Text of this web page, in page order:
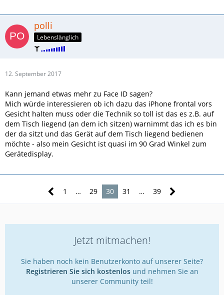
polli
Lebenslänglich
12. September 2017
Kann jemand etwas mehr zu Face ID sagen?
Mich würde interessieren ob ich dazu das iPhone frontal vors
Gesicht halten muss oder die Technik so toll ist das es z.B. auf
dem Tisch liegend (an dem ich sitzen) warnimmt das ich es bin
der da sitzt und das Gerät auf dem Tisch liegend bedienen
möchte - also mein Gesicht ist quasi im 90 Grad Winkel zum
Gerätedisplay.
1 … 29 30 31 … 39
Jetzt mitmachen!
Sie haben noch kein Benutzerkonto auf unserer Seite?
Registrieren Sie sich kostenlosund nehmen Sie an
unserer Community teil!